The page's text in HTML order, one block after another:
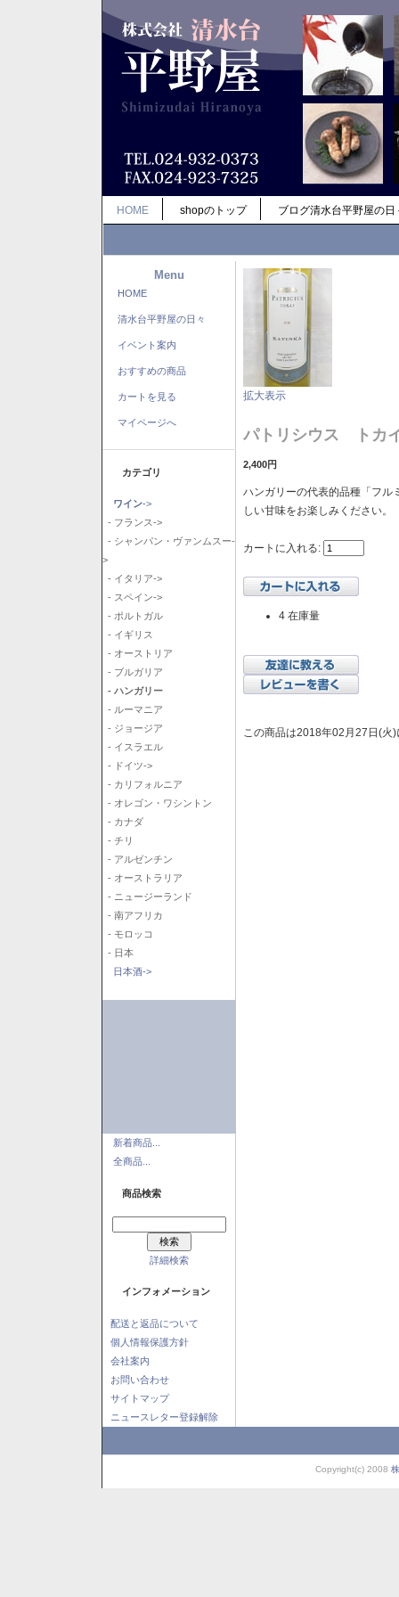
HOME shopのトップ ブログ清水台平野屋の日
Menu
HOME
清水台平野屋の日々
イベント案内
おすすめの商品
カートを見る
マイページへ
カテゴリ
ワイン->
- フランス->
- シャンパン・ヴァンムスー-
>
- イタリア->
- スペイン->
- ポルトガル
- イギリス
- オーストリア
- ブルガリア
- ハンガリー
- ルーマニア
- ジョージア
- イスラエル
- ドイツ->
- カリフォルニア
- オレゴン・ワシントン
- カナダ
- チリ
- アルゼンチン
- オーストラリア
- ニュージーランド
- 南アフリカ
- モロッコ
- 日本
日本酒->
新着商品...
全商品...
商品検索
詳細検索
インフォメーション
配送と返品について
個人情報保護方針
会社案内
お問い合わせ
サイトマップ
ニュースレター登録解除
拡大表示
パトリシウス トカ
2,400円
ハンガリーの代表的品種「フル
しい甘味をお楽しみください。
カートに入れる:
4 在庫量
この商品は2018年02月27日(火
Copyright(c) 2008